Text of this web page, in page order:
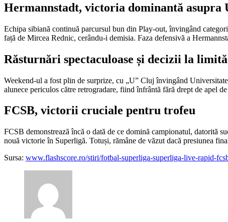
Hermannstadt, victoria dominantă asupra
Echipa sibiană continuă parcursul bun din Play-out, învingând
față de Mircea Rednic, cerându-i demisia. Faza defensivă a
Răsturnări spectaculoase și decizii la limită
Weekend-ul a fost plin de surprize, cu „U” Cluj învingând
alunece periculos către retrogradare, fiind înfrântă fără drept de apel
FCSB, victorii cruciale pentru trofeu
FCSB demonstrează încă o dată de ce domină campionatul, datorită
nouă victorie în Superligă. Totuși, rămâne de văzut dacă presiunea
Sursa: www.flashscore.ro/stiri/fotbal-superliga-superliga-live-rapid-